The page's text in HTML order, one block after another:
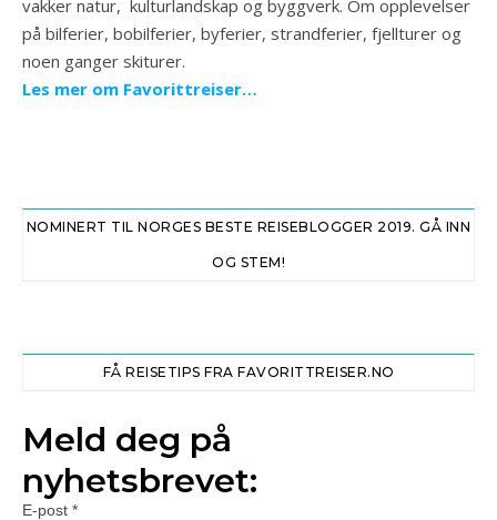
vakker natur, kulturlandskap og byggverk. Om opplevelser
på bilferier, bobilferier, byferier, strandferier, fjellturer og
noen ganger skiturer.
Les mer om Favorittreiser…
NOMINERT TIL NORGES BESTE REISEBLOGGER 2019. GÅ INN
OG STEM!
FÅ REISETIPS FRA FAVORITTREISER.NO
Meld deg på
nyhetsbrevet:
E-post *